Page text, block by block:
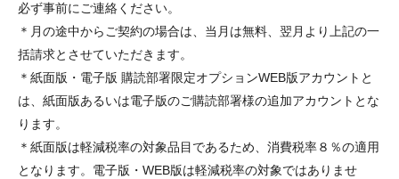
必ず事前にご連絡ください。
＊月の途中からご契約の場合は、当月は無料、翌月より上記の一
括請求とさせていただきます。
＊紙面版・電子版 購読部署限定オプションWEB版アカウントと
は、紙面版あるいは電子版のご購読部署様の追加アカウントとな
ります。
＊紙面版は軽減税率の対象品目であるため、消費税率８％の適用
となります。電子版・WEB版は軽減税率の対象ではありませ